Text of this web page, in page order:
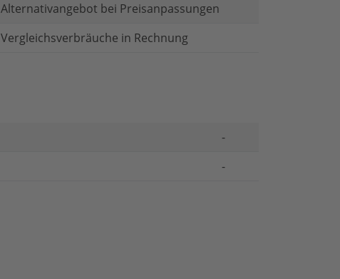
Alternativangebot bei Preisanpassungen
Vergleichsverbräuche in Rechnung
-
-